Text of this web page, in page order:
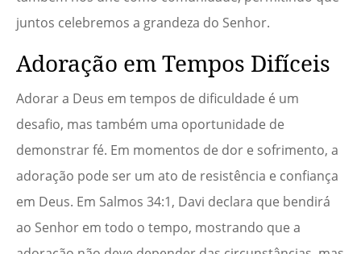
juntos celebremos a grandeza do Senhor.
Adoração em Tempos Difíceis
Adorar a Deus em tempos de dificuldade é um
desafio, mas também uma oportunidade de
demonstrar fé. Em momentos de dor e sofrimento, a
adoração pode ser um ato de resistência e confiança
em Deus. Em Salmos 34:1, Davi declara que bendirá
ao Senhor em todo o tempo, mostrando que a